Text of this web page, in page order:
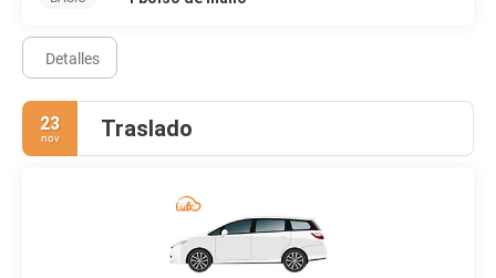
Detalles
23
nov Traslado